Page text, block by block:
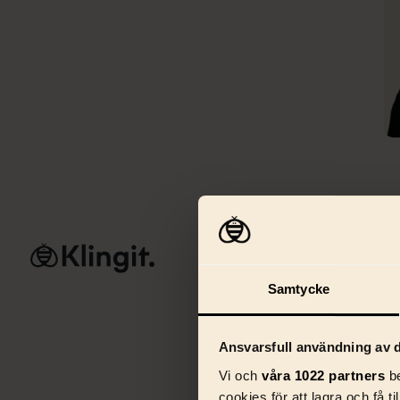
Samtycke
Ansvarsfull användning av
Vi och våra 1022 partners
cookies för att lagra och få